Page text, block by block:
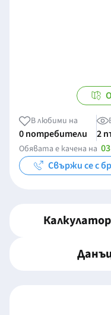
В любими на
0 потребители 2
Обявата е качена на
Свържи се с